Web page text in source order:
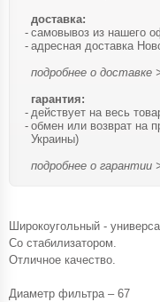
доставка:
самовывоз из нашего
адресная доставка
подробнее о доставке
гарантия:
действует на весь
обмен или возврат на
Украины)
подробнее о гарантии
Широкоугольный -
Со стабилизатором.
Отличное качество.
Диаметр фильтра – 67